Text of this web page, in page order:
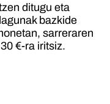
ditugu eta
bazkide
sarreraren
€-ra iritsiz.